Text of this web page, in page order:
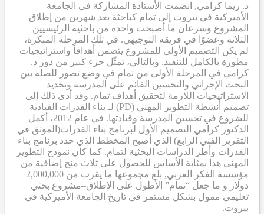
د. ريما كرامي ,انضمت الأستاذة المشاركة في الجامعة
الأميركية في بيروت إلى تمام كباحثة بعد شهرين من إطلاق
المشروع وسرعان ما أصبحت واحدة من باحثيه الرئيسيين
الثلاثة وعضوًا في فريقه التوجيهي. في تلك المرحلة المبكرة،
لم يكن التصميم الأولي للمشروع يتضمن أهدافاً واستراتيجيات
مطورة بالكامل للتنفيذ. وبالتالي، تمثّل جزء كبير من دور د.
كرامي في المرحلة الأولى من تمام في وضع تصور للصلة بين
البحث الإجرائي والتحسين القائم على المدرسة وتحديد
الاستراتيجيات اللازمة لتحقيق أهداف تمام. وقد أدى ذلك إلى
تصميم أنشطة التطوير المهني (PD)
لـبناء القدرات القيادية
للشروع في تحسين المدرسة وقيادتها. في عام 2012، أكمل
الدكتور كراميالتصميم الأول لبرنامج بناء القدرات(الموثق في
التقرير الفني الرابع) الذي أصبحالمخطط الذي حدد برنامج بناء
القدرات وأطر الدراسات البحثية لتمام. كما كان نموذج التطوير
المهني هذا بمثابةالأساس للحصول على ثلاث منح إضافية من
مؤسسة الفكر العربي ,
بلغ مجموعها ما يقرب من 2,000,000
دولاروما جعل “تمام” الأطول على الإطلاق–مشروع بحثي
تعليمي ممول بشكل مستمر في تاريخ الجامعة الأميركية في
بيروت.